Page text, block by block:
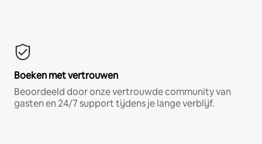
Boeken met vertrouwen
Beoordeeld door onze vertrouwde community van
gasten en 24/7 support tijdens je lange verblijf.